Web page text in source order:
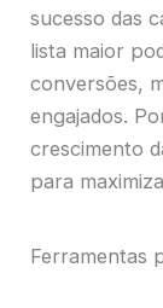
sucesso das
lista maior
conversões,
engajados.
crescimento
para
Ferramentas